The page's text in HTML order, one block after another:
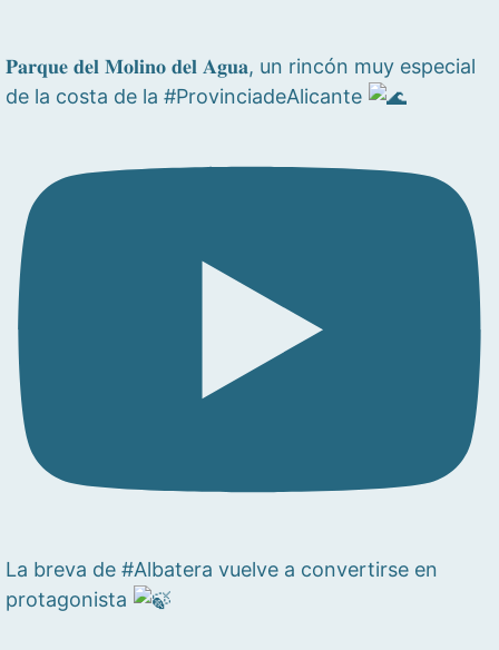
𝐏𝐚𝐫𝐪𝐮𝐞 𝐝𝐞𝐥 𝐌𝐨𝐥𝐢𝐧𝐨 𝐝𝐞𝐥 𝐀𝐠𝐮𝐚, un rincón muy especial
de la costa de la #ProvinciadeAlicante
La breva de #Albatera vuelve a convertirse en
protagonista